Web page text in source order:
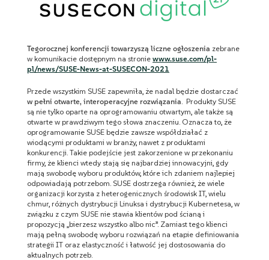
Tegorocznej konferencji towarzyszą liczne ogłoszenia zebrane
w komunikacie dostępnym na stronie www.suse.com/pl-
pl/news/SUSE-News-at-SUSECON-2021
Przede wszystkim SUSE zapewniła, że nadal będzie dostarczać
w pełni otwarte, interoperacyjne rozwiązania . Produkty SUSE
są nie tylko oparte na oprogramowaniu otwartym, ale także są
otwarte w prawdziwym tego słowa znaczeniu. Oznacza to, że
oprogramowanie SUSE będzie zawsze współdziałać z
wiodącymi produktami w branży, nawet z produktami
konkurencji. Takie podejście jest zakorzenione w przekonaniu
firmy, że klienci wtedy stają się najbardziej innowacyjni, gdy
mają swobodę wyboru produktów, które ich zdaniem najlepiej
odpowiadają potrzebom. SUSE dostrzega również, że wiele
organizacji korzysta z heterogenicznych środowisk IT, wielu
chmur, różnych dystrybucji Linuksa i dystrybucji Kubernetesa, w
związku z czym SUSE nie stawia klientów pod ścianą i
propozycją „bierzesz wszystko albo nic”. Zamiast tego klienci
mają pełną swobodę wyboru rozwiązań na etapie definiowania
strategii IT oraz elastyczność i łatwość jej dostosowania do
aktualnych potrzeb.